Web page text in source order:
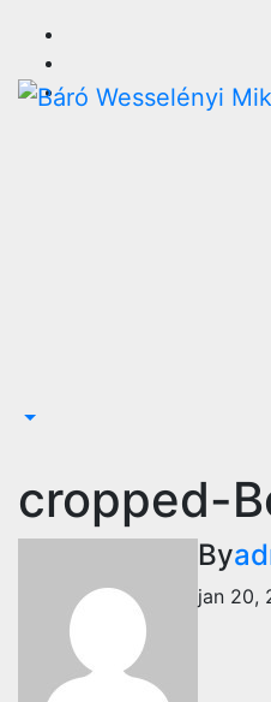
content
cropped-
By
jan 20,